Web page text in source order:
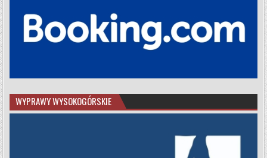
WYPRAWY WYSOKOGÓRSKIE